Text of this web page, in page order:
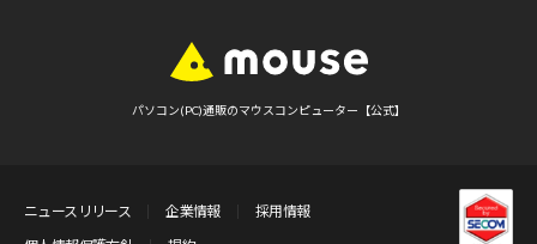
パソコン(PC)通販のマウスコンピューター【公式】
ニュースリリース 企業情報
採用情報